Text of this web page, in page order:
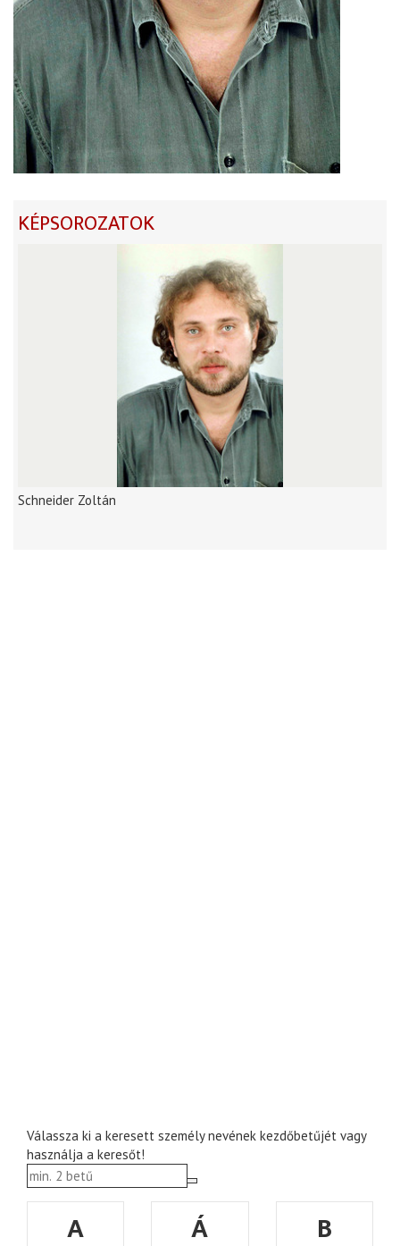
KÉPSOROZATOK
Schneider Zoltán
Válassza ki a keresett személy nevének kezdőbetűjét vagy
használja a keresőt!
A Á B